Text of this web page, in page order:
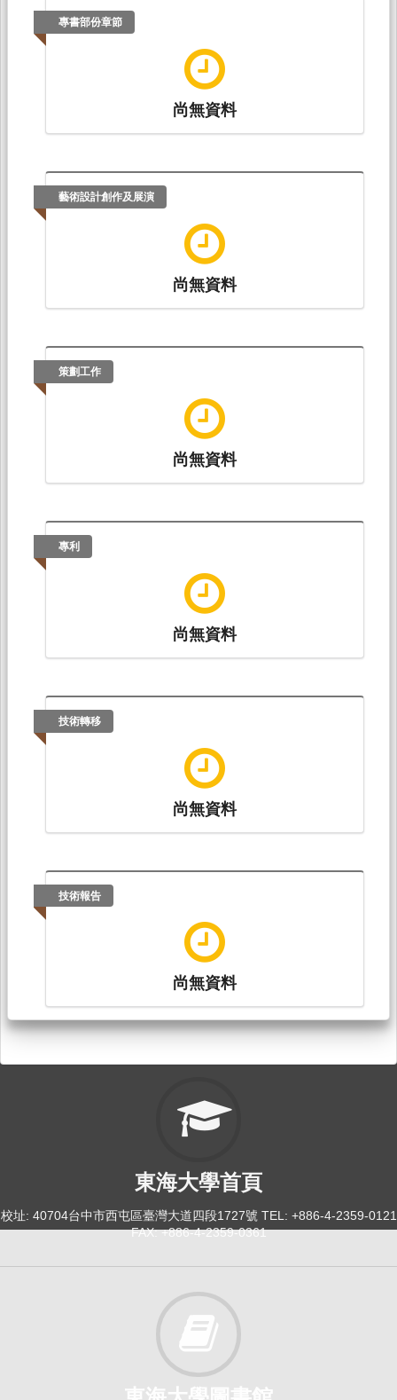
專書部份章節
尚無資料
藝術設計創作及展演
尚無資料
策劃工作
尚無資料
專利
尚無資料
技術轉移
尚無資料
技術報告
尚無資料
東海大學首頁
校址: 40704台中市西屯區臺灣大道四段1727號 TEL: +886-4-2359-0121
FAX: +886-4-2359-0361